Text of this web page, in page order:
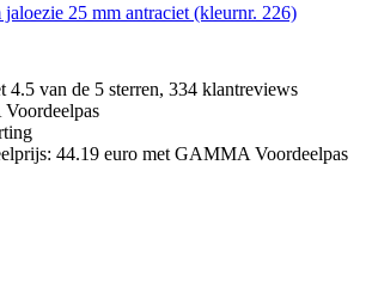
25 mm antraciet (kleurnr. 226)
4.5 van de 5 sterren, 334 klantreviews
44.19 euro met GAMMA Voordeelpas